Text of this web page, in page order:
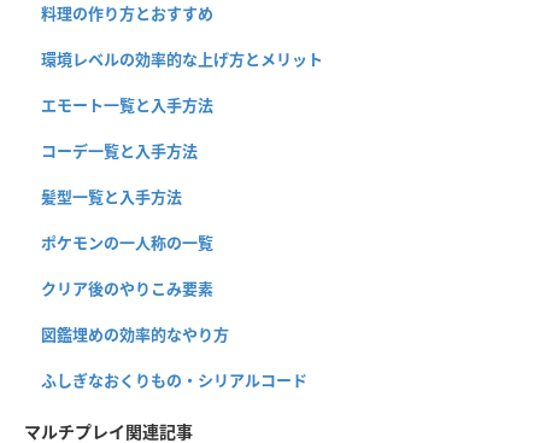
料理の作り方とおすすめ
環境レベルの効率的な上げ方とメリット
エモート一覧と入手方法
コーデ一覧と入手方法
髪型一覧と入手方法
ポケモンの一人称の一覧
クリア後のやりこみ要素
図鑑埋めの効率的なやり方
ふしぎなおくりもの・シリアルコード
マルチプレイ関連記事